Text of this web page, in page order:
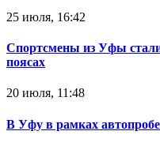
25 июля, 16:42
Спортсмены из Уфы
поясах‍
20 июля, 11:48
В Уфу в рамках